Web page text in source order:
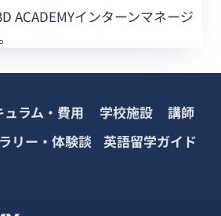
ACADEMYインターンマネージ
ュラム・費用 学校施設
講師
リー・体験談 英語留学ガイド